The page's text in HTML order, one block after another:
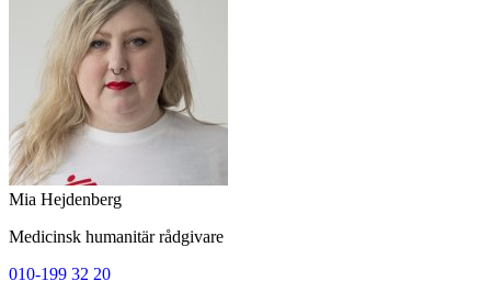
Mia Hejdenberg
Medicinsk humanitär rådgivare
010-199 32 20